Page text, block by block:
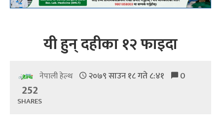
यी हुन् दहीका १२ फाइदा
नेपाली हेल्थ २०७९ साउन १८ गते ८:४१ 0
252
SHARES